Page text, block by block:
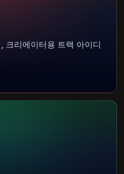
크리에이터용 트랙 아이디